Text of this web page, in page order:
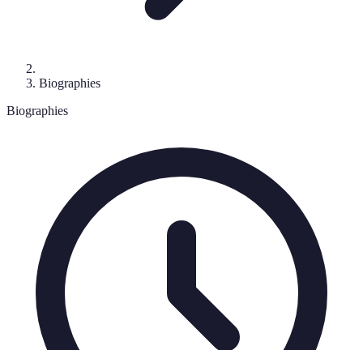
Biographies
Biographies